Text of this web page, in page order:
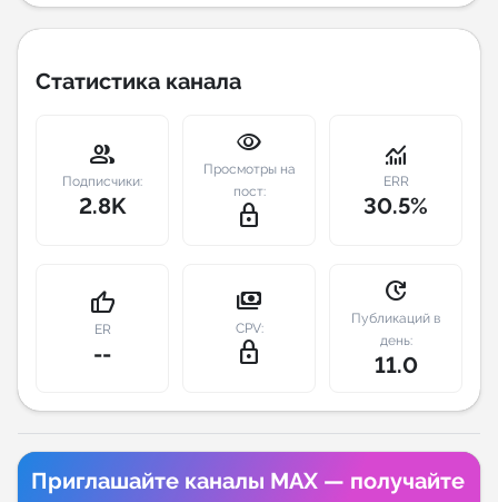
Аналитика Telegram
Статистика канала
group
Подписчики:
2.8K
visibility
Просмотры на
пост:
lock_outline
monitoring
ERR
30.5%
thumb_up
ER
--
payments
CPV:
lock_outline
update
Публикаций в
день:
11.0
Приглашайте каналы MAX — получайте